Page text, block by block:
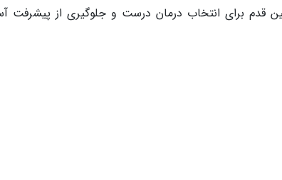
قدم برای انتخاب درمان درست و جلوگیری از پیشرفت